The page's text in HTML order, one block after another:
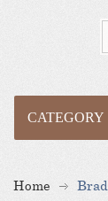
CATEGORY
Home